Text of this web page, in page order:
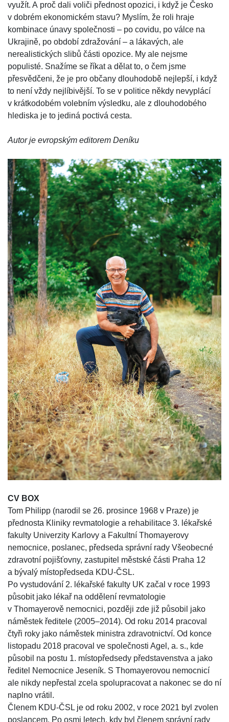
využít. A proč dali voliči přednost opozici, i když je Česko
v dobrém ekonomickém stavu? Myslím, že roli hraje
kombinace únavy společnosti – po covidu, po válce na
Ukrajině, po období zdražování – a lákavých, ale
nerealistických slibů části opozice. My ale nejsme
populisté. Snažíme se říkat a dělat to, o čem jsme
přesvědčeni, že je pro občany dlouhodobě nejlepší, i když
to není vždy nejlíbivější. To se v politice někdy nevyplácí
v krátkodobém volebním výsledku, ale z dlouhodobého
hlediska je to jediná poctivá cesta.
Autor je evropským editorem Deníku
CV BOX
Tom Philipp (narodil se 26. prosince 1968 v Praze) je
přednosta Kliniky revmatologie a rehabilitace 3. lékařské
fakulty Univerzity Karlovy a Fakultní Thomayerovy
nemocnice, poslanec, předseda správní rady Všeobecné
zdravotní pojišťovny, zastupitel městské části Praha 12
a bývalý místopředseda KDU-ČSL.
Po vystudování 2. lékařské fakulty UK začal v roce 1993
působit jako lékař na oddělení revmatologie
v Thomayerově nemocnici, později zde již působil jako
náměstek ředitele (2005–2014). Od roku 2014 pracoval
čtyři roky jako náměstek ministra zdravotnictví. Od konce
listopadu 2018 pracoval ve společnosti Agel, a. s., kde
působil na postu 1. místopředsedy představenstva a jako
ředitel Nemocnice Jeseník. S Thomayerovou nemocnicí
ale nikdy nepřestal zcela spolupracovat a nakonec se do ní
naplno vrátil.
Členem KDU-ČSL je od roku 2002, v roce 2021 byl zvolen
poslancem. Po osmi letech, kdy byl členem správní rady